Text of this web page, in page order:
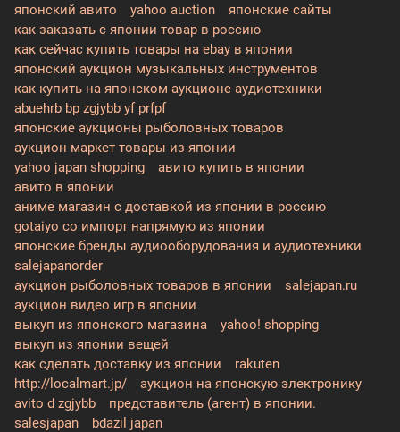
японский авито
yahoo auction
японские сайты
как заказать с японии товар в россию
как сейчас купить товары на ebay в японии
японский аукцион музыкальных инструментов
как купить на японском аукционе аудиотехники
abuehrb bp zgjybb yf prfpf
японские аукционы рыболовных товаров
аукцион маркет товары из японии
yahoo japan shopping
авито купить в японии
авито в японии
аниме магазин с доставкой из японии в россию
gotaiyo co импорт напрямую из японии
японские бренды аудиооборудования и аудиотехники
salejapanorder
аукцион рыболовных товаров в японии
salejapan.ru
аукцион видео игр в японии
выкуп из японского магазина
yahoo! shopping
выкуп из японии вещей
как сделать доставку из японии
rakuten
http://localmart.jp/
аукцион на японскую электронику
avito d zgjybb
представитель (агент) в японии.
salesjapan
bdazil japan